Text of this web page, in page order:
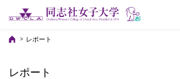
レポート
レポート